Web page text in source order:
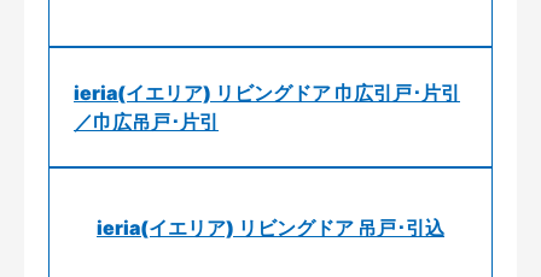
ieria(イエリア) リビングドア 巾広引戸･片引
／巾広吊戸･片引
ieria(イエリア) リビングドア 吊戸･引込